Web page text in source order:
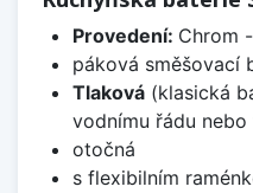
Provedení: Chrom
páková směšovací
Tlaková(klasická
vodnímu řádu
otočná
s flexibilním